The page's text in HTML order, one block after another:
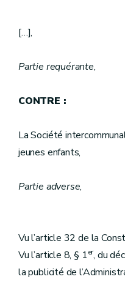
[…],
Partie requérante,
CONTRE :
La Société
jeunes enfants,
Partie adverse,
Vu l’article 32 de la
Vu l’article 8, § 1er, du
la publicité de